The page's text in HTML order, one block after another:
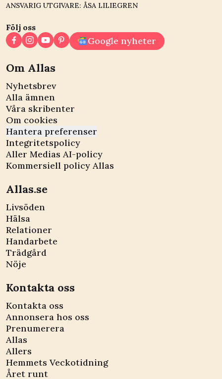
ANSVARIG UTGIVARE: ÅSA LILIEGREN
Följ oss
Google nyheter
Om Allas
Nyhetsbrev
Alla ämnen
Våra skribenter
Om cookies
Hantera preferenser
Integritetspolicy
Aller Medias AI-policy
Kommersiell policy Allas
Allas.se
Livsöden
Hälsa
Relationer
Handarbete
Trädgård
Nöje
Kontakta oss
Kontakta oss
Annonsera hos oss
Prenumerera
Allas
Allers
Hemmets Veckotidning
Året runt